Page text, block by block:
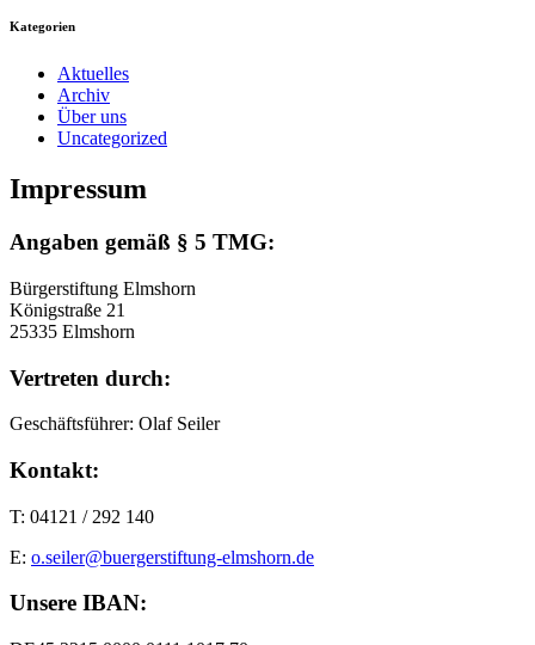
Kategorien
Aktuelles
Archiv
Über uns
Uncategorized
Impressum
Angaben gemäß § 5 TMG:
Bürgerstiftung Elmshorn
Königstraße 21
25335 Elmshorn
Vertreten durch:
Geschäftsführer: Olaf Seiler
Kontakt:
T: 04121 / 292 140
E: o.seiler@buergerstiftung-elmshorn.de
Unsere IBAN: